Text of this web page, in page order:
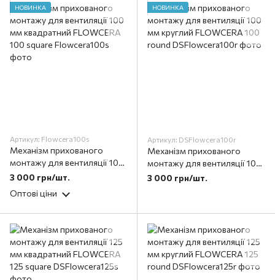
НОВИНКА
Артикул: Flowcera100s
Механізм прихованого
монтажу для вентиляції 100
мм квадратний FLOWCERA
3 000 грн/шт.
Оптові ціни
НОВИНКА
Артикул: DSFlowcera100r
Механізм прихованого
монтажу для вентиляції 100
мм круглий FLOWCERA 100
3 000 грн/шт.